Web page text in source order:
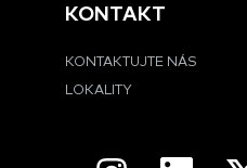
KONTAKT
KONTAKTUJTE NÁS
LOKALITY